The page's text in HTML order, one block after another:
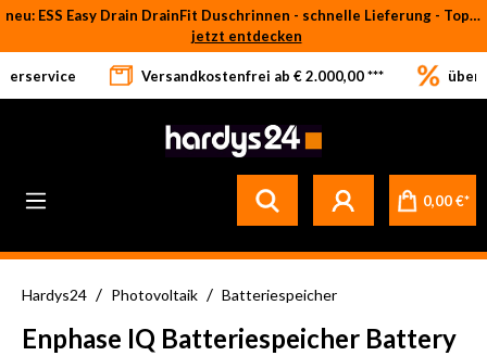
Zum Hauptinhalt springen
neu: ESS Easy Drain DrainFit Duschrinnen - schnelle Lieferung - Top-Preise
jetzt entdecken
Versandkostenfrei ab € 2.000,00 *** über
0,00 €*
Hardys24 / Photovoltaik / Batteriespeicher
Enphase IQ Batteriespeicher Battery